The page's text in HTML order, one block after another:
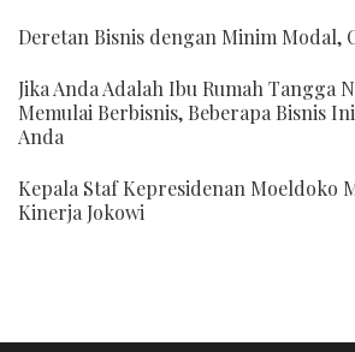
Deretan Bisnis dengan Minim Modal,
Jika Anda Adalah Ibu Rumah Tangga
Memulai Berbisnis, Beberapa Bisnis
Anda
Kepala Staf Kepresidenan Moeldoko
Kinerja Jokowi